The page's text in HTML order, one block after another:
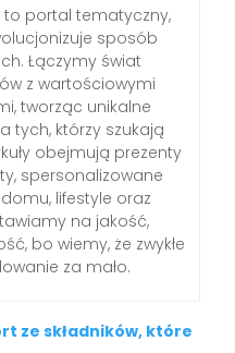
to portal tematyczny,
sposób
Łączymy świat
z wartościowymi
tworząc unikalne
tych, którzy szukają
obejmują prezenty
spersonalizowane
lifestyle oraz
na jakość,
bo wiemy, że zwykłe
za mało.
ze składników, które